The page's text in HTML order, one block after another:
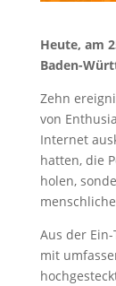
Heute, am
Baden-
Zehn
von
Internet
hatten, die
holen,
Aus der
mit